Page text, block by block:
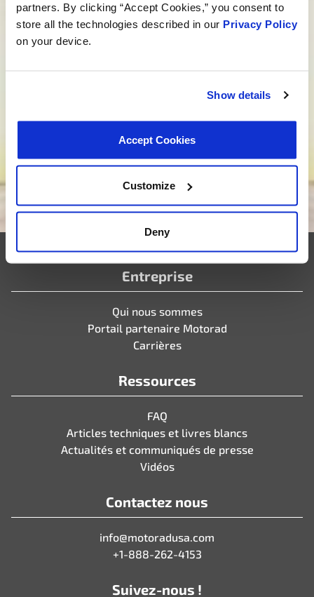
partners. By clicking “Accept Cookies,” you consent to
store all the technologies described in our Privacy Policy
on your device.
Show details
Accept Cookies
Customize
Deny
Parlez à un spécialiste MotoRad
Vous cherchez un développement sur
produits ; nous élaborons des solutions sur mesure
dessous, et embarquons ensemble pour le
développement de produits sur mesure.
Entreprise
Qui nous sommes
Portail partenaire Motorad
Carrières
Ressources
FAQ
Articles techniques et livres blancs
Actualités et communiqués de presse
Vidéos
Contactez nous
info@motoradusa.com
+1-888-262-4153
Suivez-nous !